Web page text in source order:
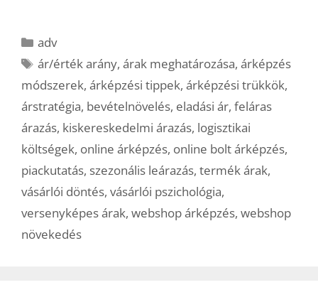
Kategória
adv
Címkék
ár/érték arány,árak meghatározása,árképzés
módszerek, árképzési tippek, árképzési trükkök,
árstratégia, bevételnövelés, eladási ár, feláras
árazás, kiskereskedelmi árazás, logisztikai
költségek, online árképzés, online bolt árképzés,
piackutatás, szezonális leárazás, termék árak,
vásárlói döntés, vásárlói pszichológia,
versenyképes árak, webshop árképzés, webshop
növekedés